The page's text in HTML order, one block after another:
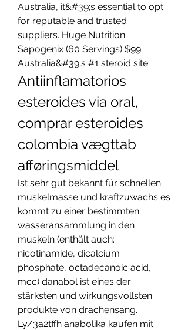
Australia, it&#39;s essential to opt
for reputable and trusted
suppliers. Huge Nutrition
Sapogenix (60 Servings) $99.
Australia&#39;s #1 steroid site.
Antiinflamatorios
esteroides via oral,
comprar esteroides
colombia vægttab
afføringsmiddel
Ist sehr gut bekannt für schnellen
muskelmasse und kraftzuwachs es
kommt zu einer bestimmten
wasseransammlung in den
muskeln (enthält auch:
nicotinamide, dicalcium
phosphate, octadecanoic acid,
mcc) danabol ist eines der
stärksten und wirkungsvollsten
produkte von drachensang.
Ly/3a2tffh anabolika kaufen mit